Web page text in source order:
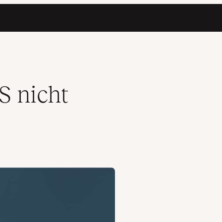
nicht